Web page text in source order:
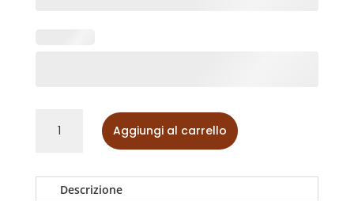
famiglia
nostra
Aggiungi al carrello
Descrizione